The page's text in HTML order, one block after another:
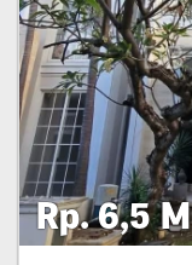
Rp. 6,5 M